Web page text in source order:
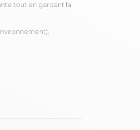
tout en gardant la